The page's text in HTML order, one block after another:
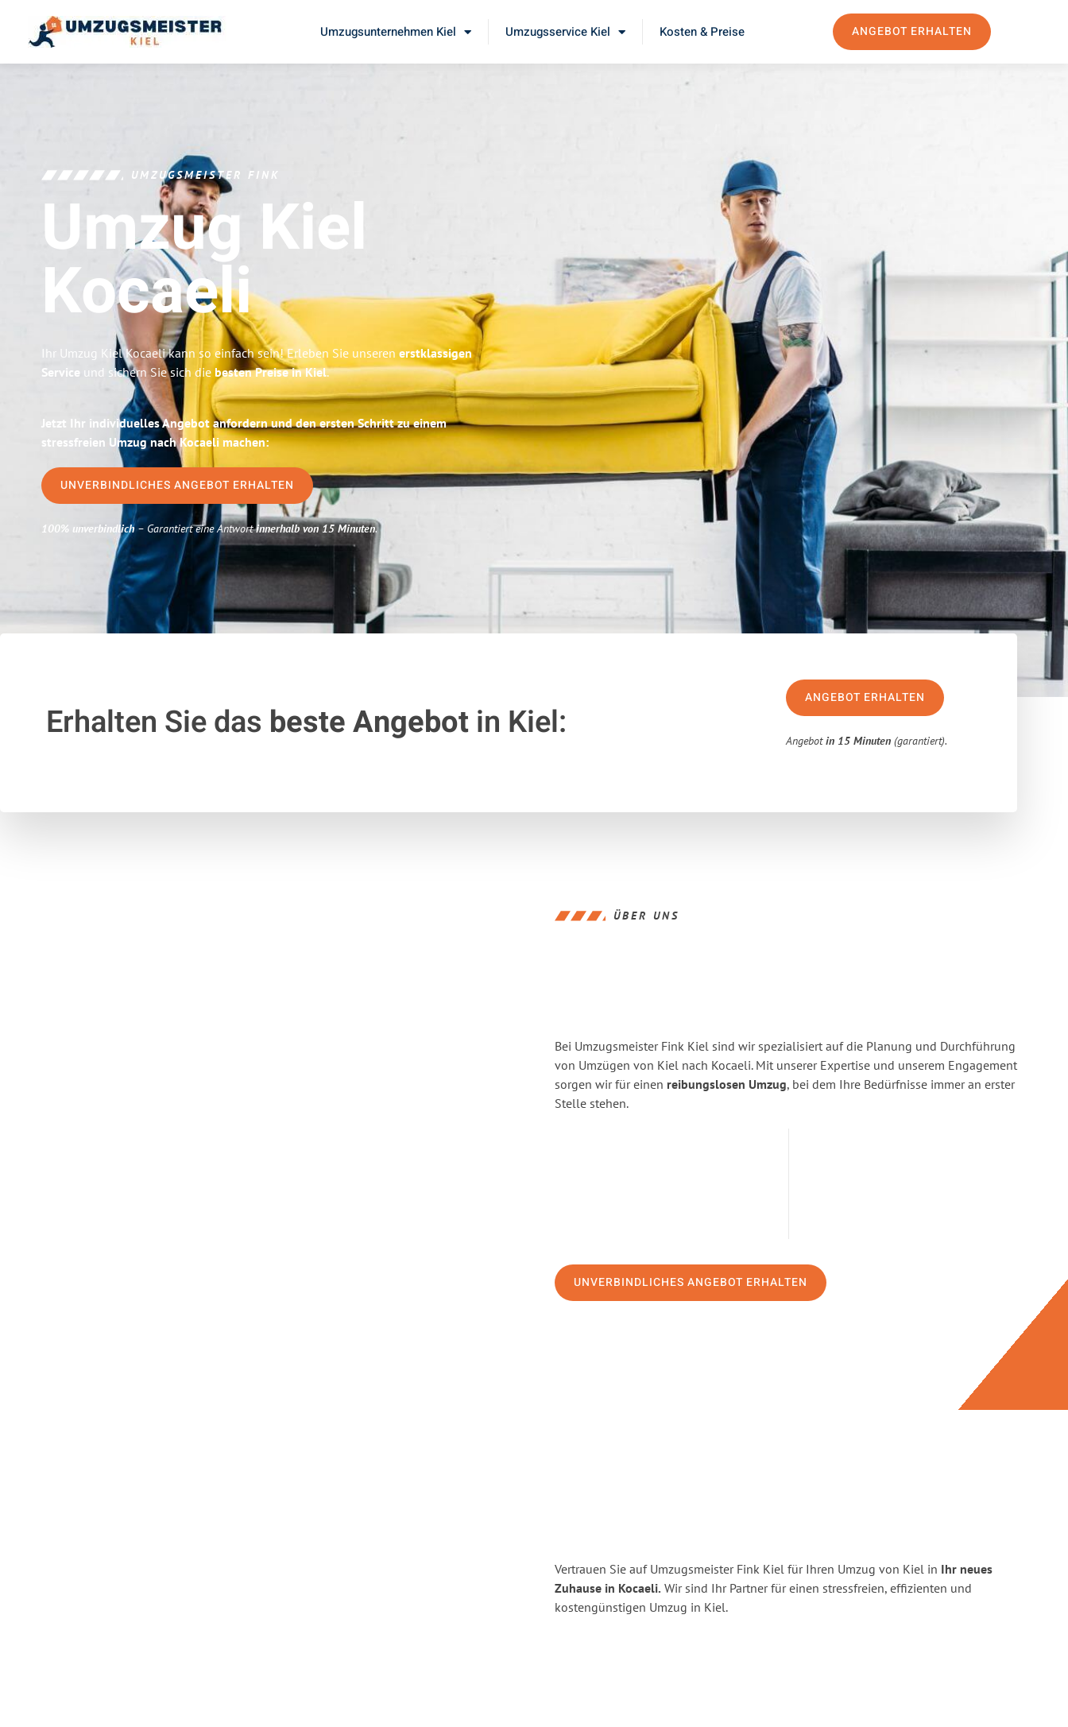
Umzugsunternehmen Kiel Umzugsservice Kiel Kosten & Preise ANGEBOT ERHALTEN
UMZUGSMEISTER FINK
Umzug Kiel
Kocaeli
Ihr Umzug Kiel Kocaeli kann so einfach sein! Erleben Sie unseren erstklassigen
Service und sichern Sie sich die besten Preise in Kiel.
Jetzt Ihr individuelles Angebot anfordern und den ersten Schritt zu einem
stressfreien Umzug nach Kocaeli machen:
UNVERBINDLICHES ANGEBOT ERHALTEN
100% unverbindlich– Garantiert eine Antwortinnerhalb von 15 Minuten.
Erhalten Sie das beste Angebotin Kiel:
ANGEBOT ERHALTEN
Angebotin 15 Minuten (garantiert).
ÜBER UNS
Bei Umzugsmeister Fink Kiel sind wir spezialisiert auf die Planung und Durchführung
von Umzügen von Kiel nach Kocaeli. Mit unserer Expertise und unserem Engagement
sorgen wir für einen reibungslosen Umzug, bei dem Ihre Bedürfnisse immer an erster
Stelle stehen.
UNVERBINDLICHES ANGEBOT ERHALTEN
Vertrauen Sie auf Umzugsmeister Fink Kiel für Ihren Umzug von Kiel in Ihr neues
Zuhause in Kocaeli. Wir sind Ihr Partner für einen stressfreien, effizienten und
kostengünstigen Umzug in Kiel.